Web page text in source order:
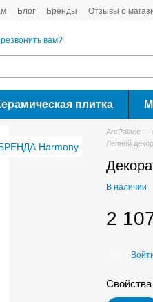
Блог Бренды Отзывы о
вам?
плитка
ArcPalace —
Лепной
В наличии
2
Свойства